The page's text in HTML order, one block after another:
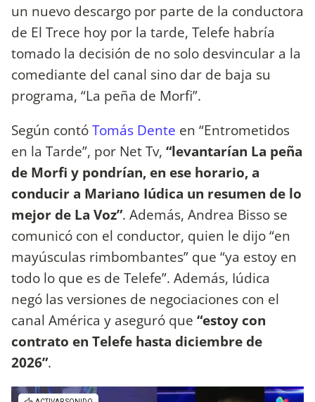
un nuevo descargo por parte de la conductora
de El Trece hoy por la tarde, Telefe habría
tomado la decisión de no solo desvincular a la
comediante del canal sino dar de baja su
programa, “La peña de Morfi”.
Según contóTomás Dente en “Entrometidos
en la Tarde”, por Net Tv, “levantarían La peña
de Morfi y pondrían, en ese horario, a
conducir a Mariano Iúdica un resumen de lo
mejor de La Voz”. Además, Andrea Bisso se
comunicó con el conductor, quien le dijo “en
mayúsculas rimbombantes” que “ya estoy en
todo lo que es de Telefe”. Además, Iúdica
negó las versiones de negociaciones con el
canal América y aseguró que “estoy con
contrato en Telefe hasta diciembre de
2026”.